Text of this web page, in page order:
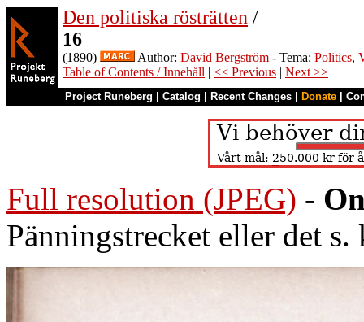
Den politiska rösträtten /
16
(1890) Author: David Bergström - Tema: Politics,
Table of Contents / Innehåll | << Previous | Next >>
Project Runeberg Catalog Recent Changes Donate
Full resolution (JPEG) -
Pänningstrecket eller det